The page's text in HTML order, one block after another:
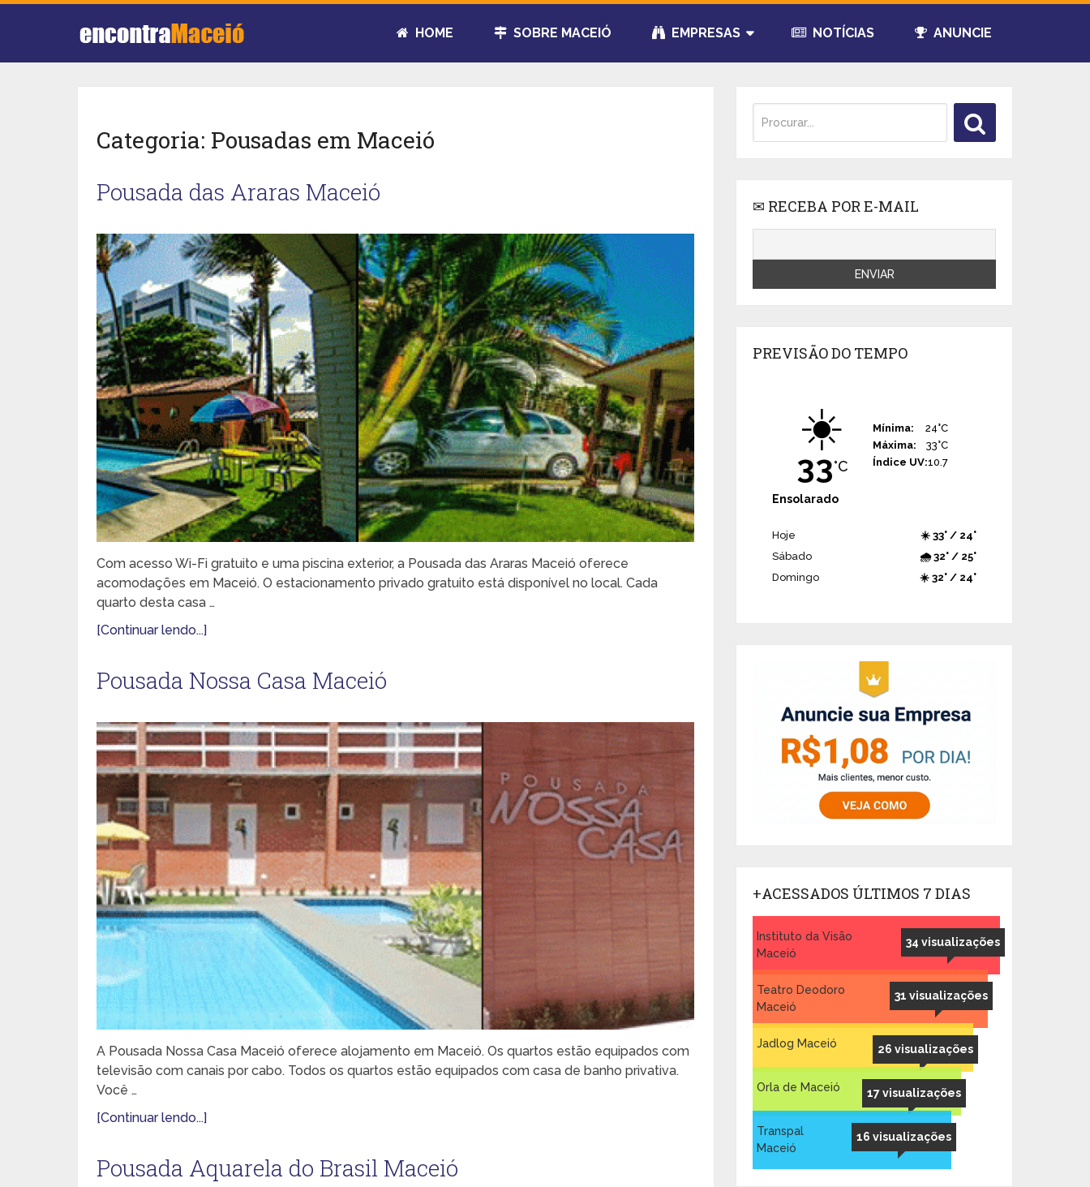
HOME SOBRE MACEIÓ EMPRESAS NOTÍCIAS ANUNCIE
Categoria: Pousadas em Maceió
Pousada das Araras Maceió
Com acesso Wi-Fi gratuito e uma piscina exterior, a Pousada das Araras Maceió oferece
acomodações em Maceió. O estacionamento privado gratuito está disponível no local. Cada
quarto desta casa …
[Continuar lendo...]
Pousada Nossa Casa Maceió
A Pousada Nossa Casa Maceió oferece alojamento em Maceió. Os quartos estão equipados com
televisão com canais por cabo. Todos os quartos estão equipados com casa de banho privativa.
Você …
[Continuar lendo...]
Pousada Aquarela do Brasil Maceió
✉ RECEBA POR E-MAIL
PREVISÃO DO TEMPO
☀️
33°C
Mínima:
24°C
Máxima:
33°C
Índice UV:10.7
Ensolarado
Hoje
☀️ 33° / 24°
Sábado
🌧️ 32° / 25°
Domingo
☀️ 32° / 24°
+ACESSADOS ÚLTIMOS 7 DIAS
34 visualizações
Instituto da Visão
Maceió
31 visualizações
Teatro Deodoro
Maceió
26 visualizações
Jadlog Maceió
17 visualizações
Orla de Maceió
16 visualizações
Transpal
Maceió